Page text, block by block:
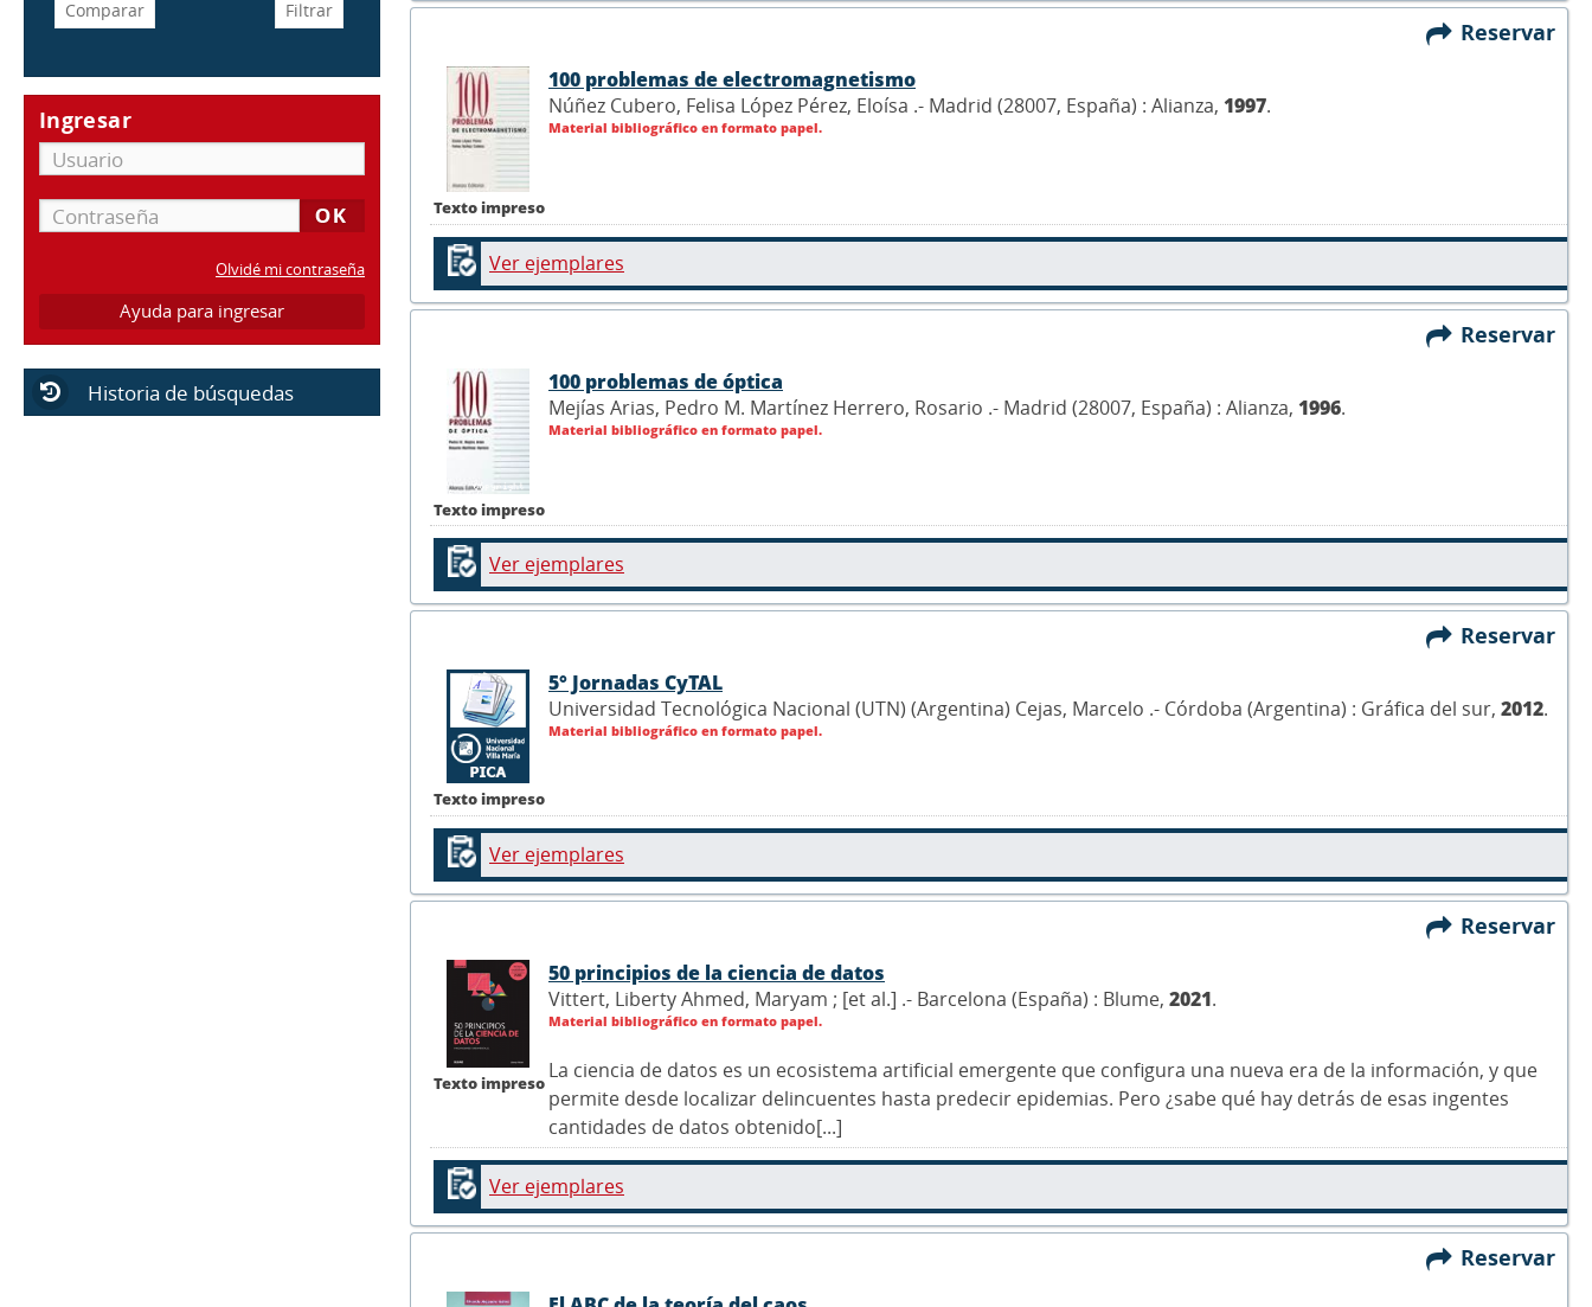
Ingresar
Olvidé mi contraseña
Ayuda para ingresar
Historia de búsquedas
Reservar
Texto impreso
100 problemas de electromagnetismo
Núñez Cubero, Felisa López Pérez, Eloísa .- Madrid (28007, España) : Alianza, 1997.
Material bibliográfico en formato papel.
Ver ejemplares
Reservar
Texto impreso
100 problemas de óptica
Mejías Arias, Pedro M. Martínez Herrero, Rosario .- Madrid (28007, España) : Alianza, 1996.
Material bibliográfico en formato papel.
Ver ejemplares
Reservar
Texto impreso
5° Jornadas CyTAL
Universidad Tecnológica Nacional (UTN) (Argentina) Cejas, Marcelo .- Córdoba (Argentina) : Gráfica del sur, 2012.
Material bibliográfico en formato papel.
Ver ejemplares
Reservar
Texto impreso
50 principios de la ciencia de datos
Vittert, Liberty Ahmed, Maryam ; [et al.] .- Barcelona (España) : Blume, 2021.
Material bibliográfico en formato papel.
La ciencia de datos es un ecosistema artificial emergente que configura una nueva era de la información, y que
permite desde localizar delincuentes hasta predecir epidemias. Pero ¿sabe qué hay detrás de esas ingentes
cantidades de datos obtenido[...]
Ver ejemplares
Reservar